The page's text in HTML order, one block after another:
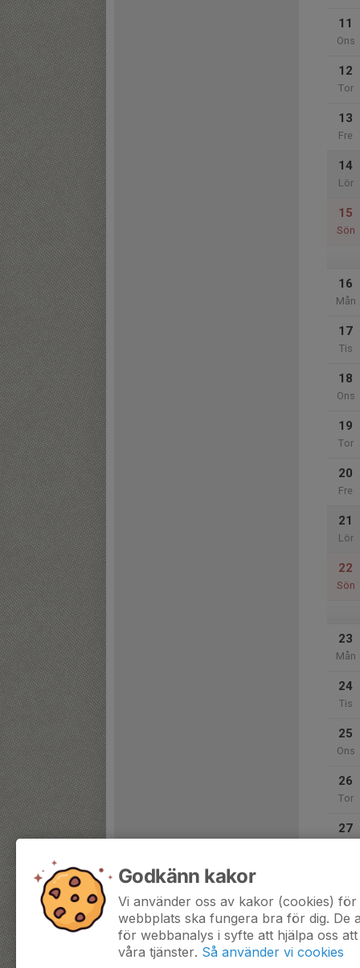
11
Ons
12
Tor
13
Fre
14
Lör
15
Sön
16
Mån
17
Tis
18
Ons
19
Tor
20
Fre
21
Lör
22
Sön
23
Mån
24
Tis
25
Ons
26
Tor
27
Godkänn kakor
Vi använder oss av kakor (cookies)
webbplats ska fungera bra för dig. De
för webbanalys i syfte att hjälpa oss
våra tjänster. Så använder vi cookies